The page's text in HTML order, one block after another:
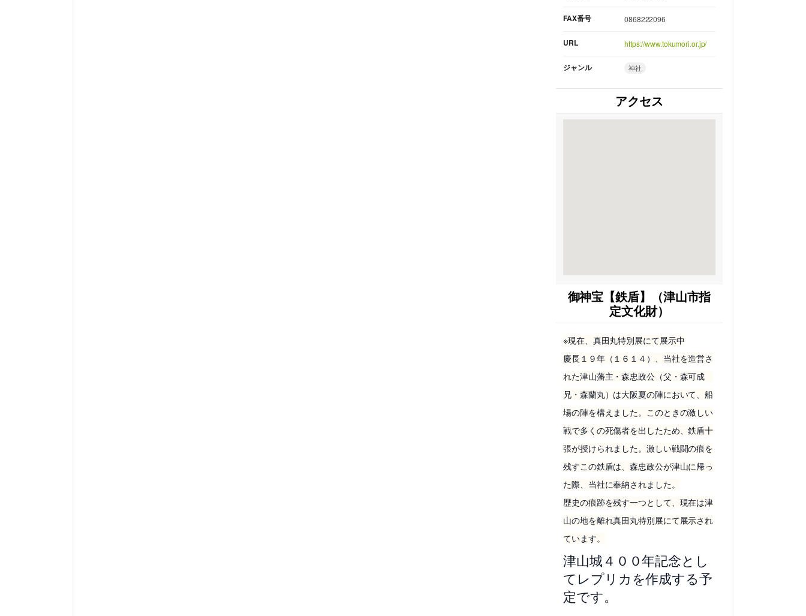
FAX番号 0868222096
URL https://www.tokumori.or.jp/
ジャンル 神社
アクセス
御神宝【鉄盾】（津山市指
定文化財）
※現在、真田丸特別展にて展示中
慶長１９年（１６１４）、当社を造営さ
れた津山藩主・森忠政公（父・森可成
兄・森蘭丸）は大阪夏の陣において、船
場の陣を構えました。このときの激しい
戦で多くの死傷者を出したため、鉄盾十
張が授けられました。激しい戦闘の痕を
残すこの鉄盾は、森忠政公が津山に帰っ
た際、当社に奉納されました。
歴史の痕跡を残す一つとして、現在は津
山の地を離れ真田丸特別展にて展示され
ています。
津山城４００年記念とし
てレプリカを作成する予
定です。